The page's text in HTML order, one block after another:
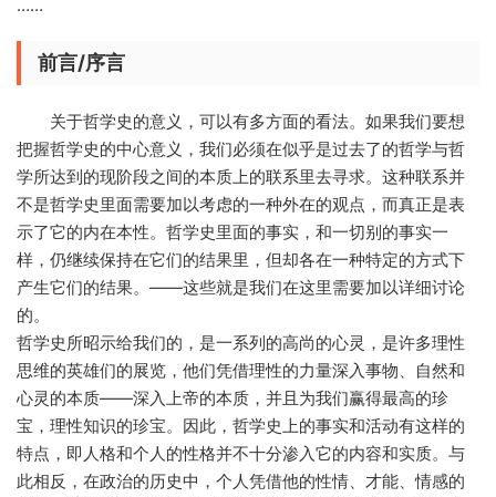
……
前言/序言
关于哲学史的意义，可以有多方面的看法。如果我们要想
把握哲学史的中心意义，我们必须在似乎是过去了的哲学与哲
学所达到的现阶段之间的本质上的联系里去寻求。这种联系并
不是哲学史里面需要加以考虑的一种外在的观点，而真正是表
示了它的内在本性。哲学史里面的事实，和一切别的事实一
样，仍继续保持在它们的结果里，但却各在一种特定的方式下
产生它们的结果。——这些就是我们在这里需要加以详细讨论
的。
哲学史所昭示给我们的，是一系列的高尚的心灵，是许多理性
思维的英雄们的展览，他们凭借理性的力量深入事物、自然和
心灵的本质——深入上帝的本质，并且为我们赢得最高的珍
宝，理性知识的珍宝。因此，哲学史上的事实和活动有这样的
特点，即人格和个人的性格并不十分渗入它的内容和实质。与
此相反，在政治的历史中，个人凭借他的性情、才能、情感的